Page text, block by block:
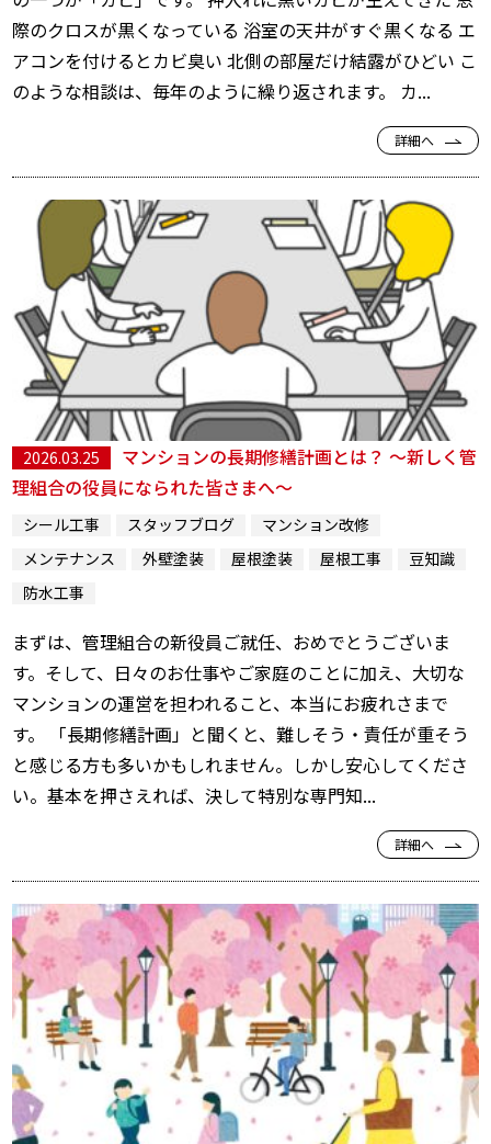
際のクロスが黒くなっている 浴室の天井がすぐ黒くなる エ
アコンを付けるとカビ臭い 北側の部屋だけ結露がひどい こ
のような相談は、毎年のように繰り返されます。 カ...
詳細へ
2026.03.25
マンションの長期修繕計画とは？ 〜新しく管
理組合の役員になられた皆さまへ〜
シール工事 スタッフブログ
マンション改修
メンテナンス
外壁塗装 屋根塗装 屋根工事
豆知識
防水工事
まずは、管理組合の新役員ご就任、おめでとうございま
す。そして、日々のお仕事やご家庭のことに加え、大切な
マンションの運営を担われること、本当にお疲れさまで
す。 「長期修繕計画」と聞くと、難しそう・責任が重そう
と感じる方も多いかもしれません。しかし安心してくださ
い。基本を押さえれば、決して特別な専門知...
詳細へ